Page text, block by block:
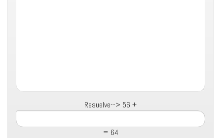
Resuelve--> 56 +
= 64